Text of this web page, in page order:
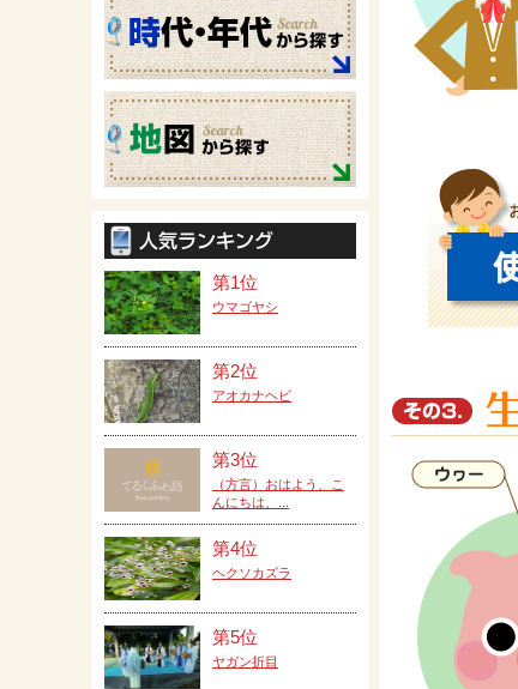
第1位
ウマゴヤシ
第2位
アオカナヘビ
第3位
（方言）おはよう、こ
んにちは、...
第4位
ヘクソカズラ
第5位
ヤガン折目